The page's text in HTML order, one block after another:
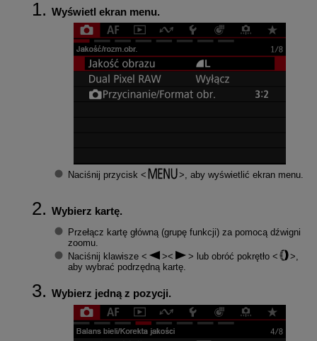
Wyświetl ekran menu.
Naciśnij przycisk , aby wyświetlić ekran menu.
Wybierz kartę.
Przełącz kartę główną (grupę funkcji) za pomocą dźwigni
zoomu.
Naciśnij klawisze
lub obróć pokrętło
aby wybrać podrzędną kartę.
Wybierz jedną z pozycji.